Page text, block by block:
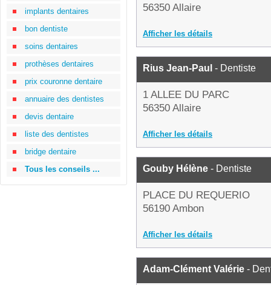
implants dentaires
bon dentiste
soins dentaires
prothèses dentaires
prix couronne dentaire
annuaire des dentistes
devis dentaire
liste des dentistes
bridge dentaire
Tous les conseils ...
56350 Allaire
Afficher les détails
Rius Jean-Paul - Dentiste
1 ALLEE DU PARC
56350 Allaire
Afficher les détails
Gouby Hélène - Dentiste
PLACE DU REQUERIO
56190 Ambon
Afficher les détails
Adam-Clément Valérie -